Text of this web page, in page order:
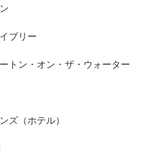
ブリー
トン・オン・ザ・ウォーター
ズ（ホテル）